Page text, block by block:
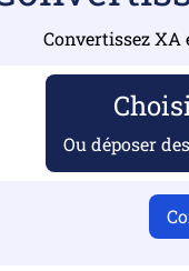
Convertissez
Ou déposer